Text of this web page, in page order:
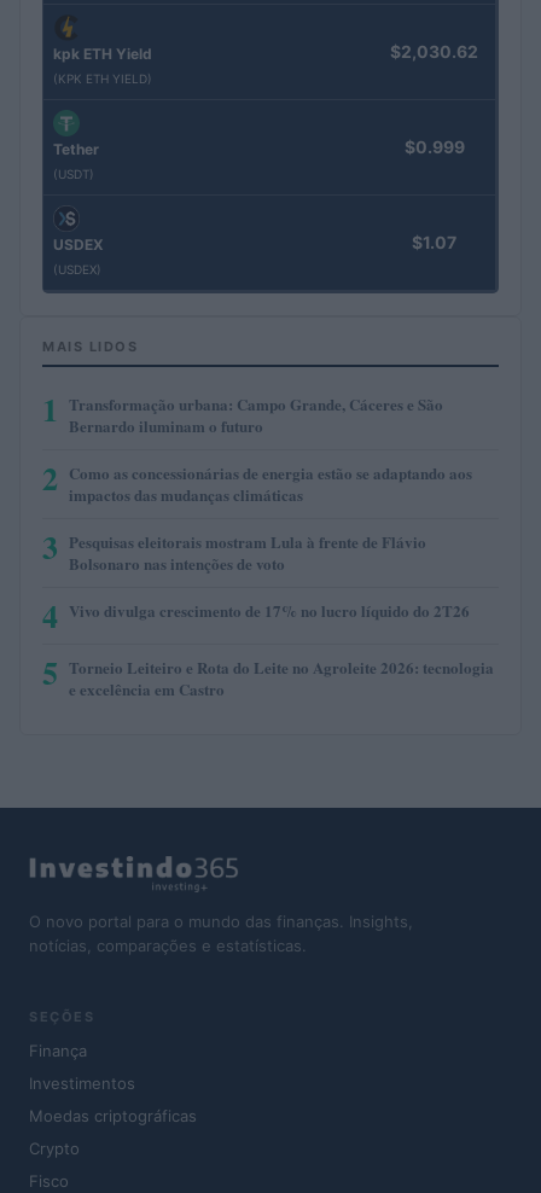
kpk ETH Yield
(KPK ETH YIELD)
$2,030.62
Tether
(USDT)
$0.999
USDEX
(USDEX)
$1.07
MAIS LIDOS
1 Transformação urbana: Campo Grande, Cáceres e São
Bernardo iluminam o futuro
2 Como as concessionárias de energia estão se adaptando aos
impactos das mudanças climáticas
3 Pesquisas eleitorais mostram Lula à frente de Flávio
Bolsonaro nas intenções de voto
4 Vivo divulga crescimento de 17% no lucro líquido do 2T26
5 Torneio Leiteiro e Rota do Leite no Agroleite 2026: tecnologia
e excelência em Castro
O novo portal para o mundo das finanças. Insights,
notícias, comparações e estatísticas.
SEÇÕES
Finança
Investimentos
Moedas criptográficas
Crypto
Fisco